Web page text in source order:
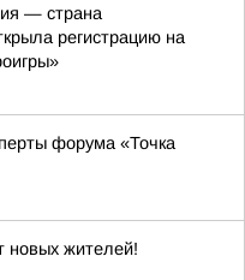
— страна
регистрацию на
форума «Точка
новых жителей!